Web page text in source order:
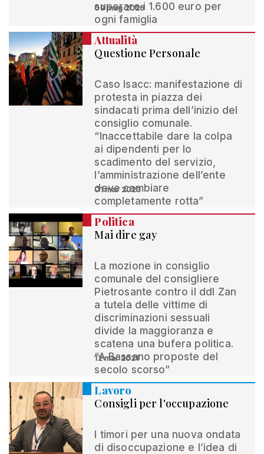
superare i 1.600 euro per
ogni famiglia
09 mag 2026
Attualità
Questione Personale
Caso Isacc: manifestazione di
protesta in piazza dei
sindacati prima dell’inizio del
consiglio comunale.
“Inaccettabile dare la colpa
ai dipendenti per lo
scadimento del servizio,
l’amministrazione dell’ente
deve cambiare
completamente rotta”
01 mar 2023
Politica
Mai dire gay
La mozione in consiglio
comunale del consigliere
Pietrosante contro il ddl Zan
a tutela delle vittime di
discriminazioni sessuali
divide la maggioranza e
scatena una bufera politica.
“A Bassano proposte del
secolo scorso”
12 mar 2021
Lavoro
Consigli per l'occupazione
I timori per una nuova ondata
di disoccupazione e l’idea di